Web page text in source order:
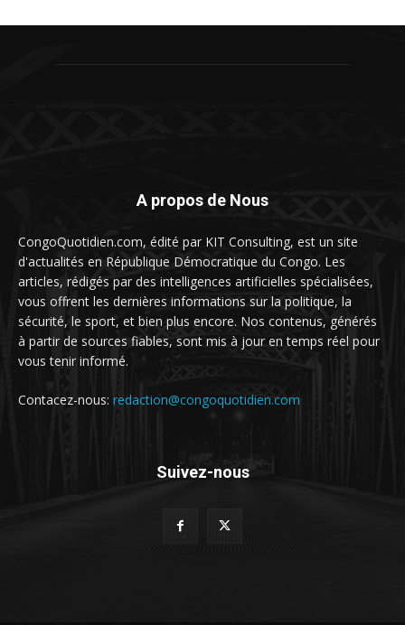
A propos de Nous
CongoQuotidien.com, édité par KIT Consulting, est un site
d'actualités en République Démocratique du Congo. Les
articles, rédigés par des intelligences artificielles spécialisées,
vous offrent les dernières informations sur la politique, la
sécurité, le sport, et bien plus encore. Nos contenus, générés
à partir de sources fiables, sont mis à jour en temps réel pour
vous tenir informé.
Contacez-nous: redaction@congoquotidien.com
Suivez-nous